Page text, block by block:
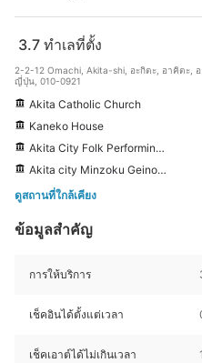
3.7 ทำเลที่ตั้ง
2-2-12 Omachi, Akita-shi, อะกิตะ, อาคิตะ, อ
ญี่ปุ่น, 010-0921
Akita Catholic Church
Kaneko House
Akita City Folk Performing Arts Heritage Center (Neburinagashi-Kan)
Akita city Minzoku Geinou Densho-kan
ดูสถานที่ใกล้เคียง
ข้อมูลสำคัญ
การให้บริการ
เช็คอินได้ตั้งแต่เวลา
เช็คเอาต์ได้ไม่เกินเวลา